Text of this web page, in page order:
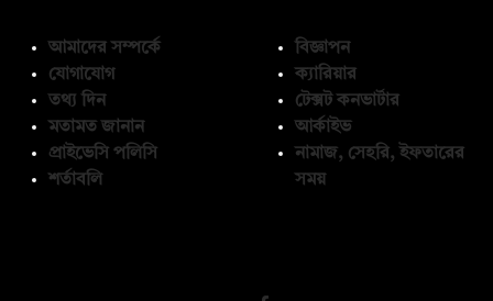
আমাদের সম্পর্কে
যোগাযোগ
তথ্য দিন
মতামত জানান
প্রাইভেসি পলিসি
শর্তাবলি
বিজ্ঞাপন
ক্যারিয়ার
টেক্সট কনভার্টার
আর্কাইভ
নামাজ, সেহরি, ইফতারের
সময়